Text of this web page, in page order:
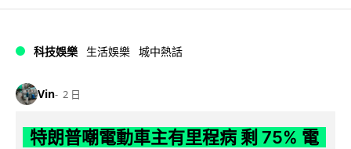
科技娛樂 生活娛樂 城中熱話
Vin 2 日
特朗普嘲電動車主有里程病 剩 75% 電